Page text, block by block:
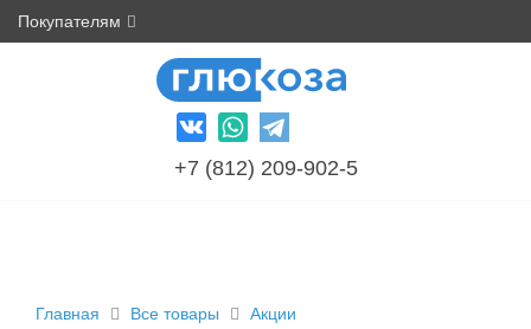
Покупателям
+7 (812) 209-902-5
Главная Все товары Акции